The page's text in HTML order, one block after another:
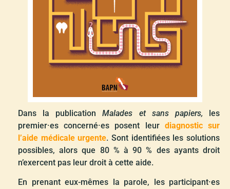
Dans la publicationMalades et sans papiers, les
premier·es concerné·es posent leur diagnostic sur
l’aide médicale urgente. Sont identifiées les solutions
possibles, alors que 80 % à 90 % des ayants droit
n’exercent pas leur droit à cette aide.
En prenant eux-mêmes la parole, les participant·es